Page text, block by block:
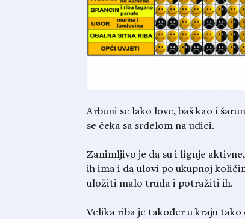
Arbuni se lako love, baš kao i
se čeka sa srdelom na udici.
Zanimljivo je da su i lignje
ih ima i da ulovi po ukupnoj
uložiti malo truda i potražiti ih.
Velika riba je također u kraju